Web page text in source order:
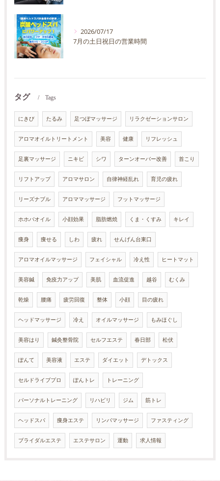
2026/07/17
7月の土日祝日の営業時間
タグ Tags
にきび たるみ 足つぼマッサージ リラクゼーションサロン
アロマオイルトリートメント 美容 健康 リフレッシュ
足裏マッサージ ニキビ シワ ターンオーバー改善 首こり
リフトアップ アロマサロン 自律神経乱れ 育児の疲れ
リーズナブル アロママッサージ フットマッサージ
ホホバオイル 小顔効果 脂肪燃焼 くま・くすみ キレイ
痩身 痩せる しわ 疲れ せんげん台東口
アロマオイルマッサージ フェイシャル 冷え性 ヒートマット
美容鍼 免疫力アップ 美肌 血流促進 越谷 むくみ
乾燥 腰痛 疲労回復 整体 小顔 目の疲れ
ヘッドマッサージ 冷え オイルマッサージ もみほぐし
美容はり 鍼灸整骨院 セルフエステ 春日部 松伏
ぽんて 美容液 エステ ダイエット デトックス
セルドライブプロ ぽんトレ トレーニング
パーソナルトレーニング リハビリ ジム 筋トレ
ヘッドスパ 痩身エステ リンパマッサージ ファスティング
ブライダルエステ エステサロン 運動 求人情報